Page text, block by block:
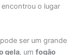
encontrou o lugar
pode ser um grande
gela, umfogão